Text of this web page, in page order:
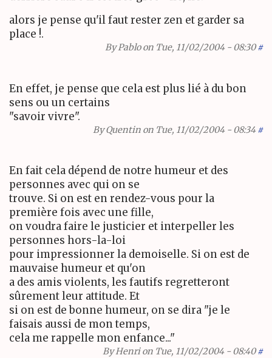
alors je pense qu'il faut rester zen et garder sa
place !.
ByPabloon Tue, 11/02/2004 - 08:30 #
En effet, je pense que cela est plus lié à du bon
sens ou un certains
"savoir vivre".
ByQuentin on Tue, 11/02/2004 - 08:34 #
En fait cela dépend de notre humeur et des
personnes avec qui on se
trouve. Si on est en rendez-vous pour la
première fois avec une fille,
on voudra faire le justicier et interpeller les
personnes hors-la-loi
pour impressionner la demoiselle. Si on est de
mauvaise humeur et qu'on
a des amis violents, les fautifs regretteront
sûrement leur attitude. Et
si on est de bonne humeur, on se dira "je le
faisais aussi de mon temps,
cela me rappelle mon enfance..."
ByHenrion Tue, 11/02/2004 - 08:40 #